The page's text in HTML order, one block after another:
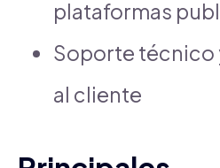
plataformas
Soporte técnico
al cliente